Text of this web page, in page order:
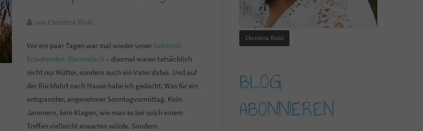
von Christina Rinkl
Vor ein paar Tagen war mal wieder unser Getrennt-
Erziehenden-Stammtisch – diesmal waren tatsächlich
nicht nur Mütter, sondern auch ein Vater dabei. Und auf
der Rückfahrt nach Hause habe ich gedacht: Was für ein
entspannter, angenehmer Sonntagvormittag. Kein
Jammern, kein Klagen, wie man es bei solch einem
Treffen vielleicht erwarten würde. Sondern
Christina Rinkl
BLOG
ABONNIEREN